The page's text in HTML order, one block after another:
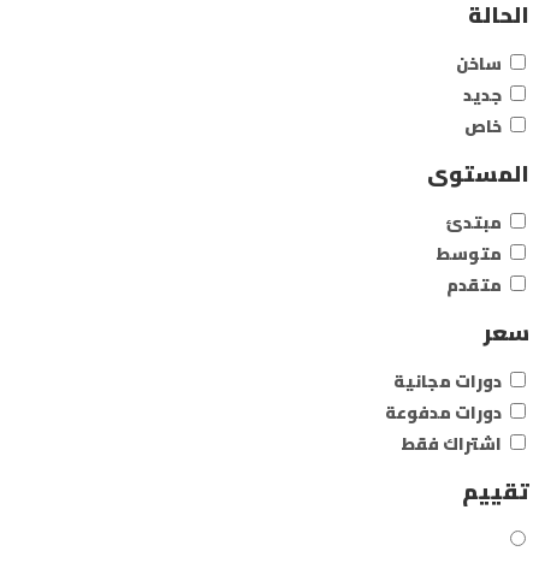
الحالة
ساخن
جديد
خاص
المستوى
مبتدئ
متوسط
متقدم
سعر
دورات مجانية
دورات مدفوعة
اشتراك فقط
تقييم